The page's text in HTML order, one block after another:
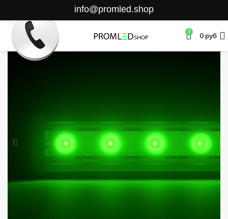
info@promled.shop
0 0руб